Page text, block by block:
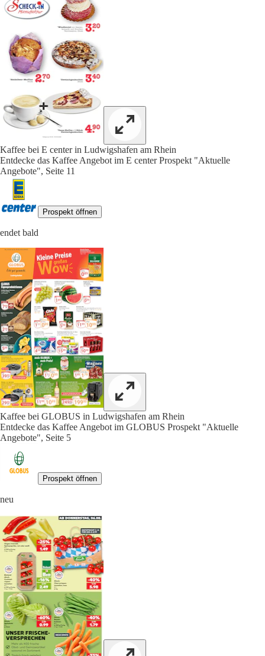
Kaffee bei E center in Ludwigshafen am Rhein
Entdecke das Kaffee Angebot im E center Prospekt "Aktuelle
Angebote", Seite 11
Prospekt öffnen
endet bald
Kaffee bei GLOBUS in Ludwigshafen am Rhein
Entdecke das Kaffee Angebot im GLOBUS Prospekt "Aktuelle
Angebote", Seite 5
Prospekt öffnen
neu